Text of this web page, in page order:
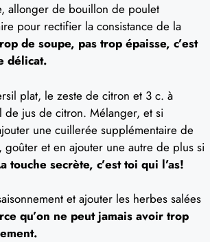
allonger de bouillon de poulet
pour rectifier la consistance de la
de soupe, pas trop épaisse, c’est
délicat.
plat, le zeste de citron et 3 c. à
jus de citron. Mélanger, et si
une cuillerée supplémentaire de
goûter et en ajouter une autre de plus si
touche secrète, c’est toi qui l’as!
et ajouter les herbes salées
qu’on ne peut jamais avoir trop